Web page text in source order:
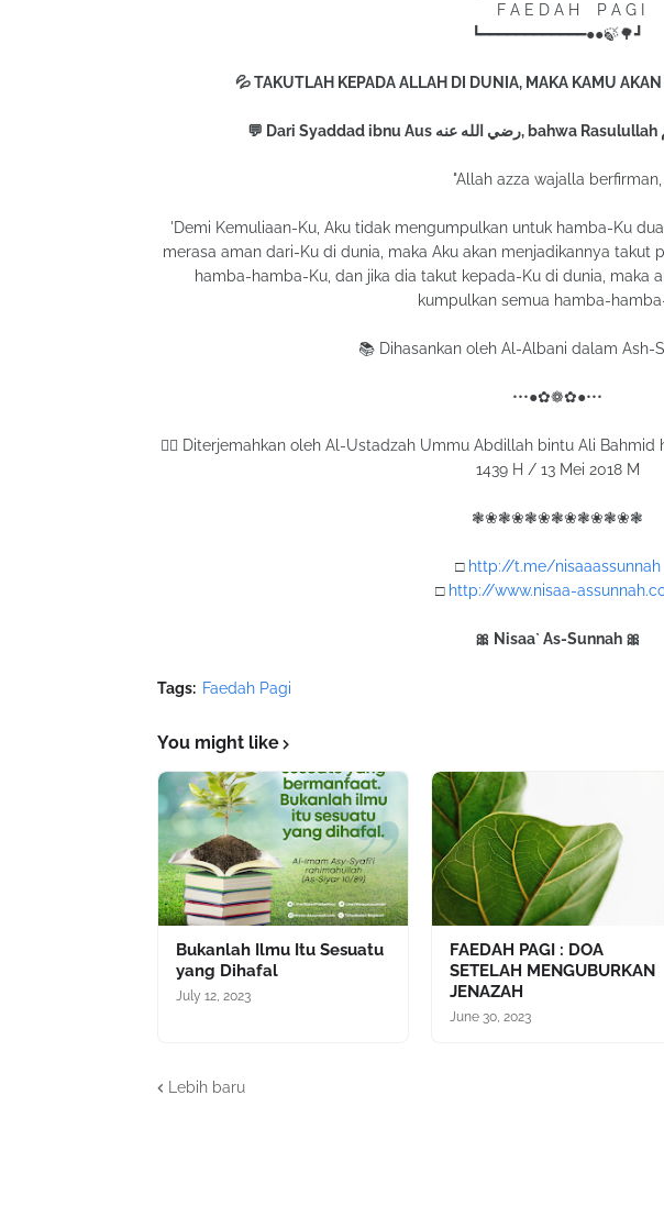
F A E D A H P A G I
┗━━━━━━━━━━━━●●🍃🌳┛
💦 TAKUTLAH KEPADA ALLAH DI DUNIA, MAKA KAMU
"Allah azza wajalla berfirman,
'Demi Kemuliaan-Ku, Aku tidak mengumpulkan untuk hamba-Ku
merasa aman dari-Ku di dunia, maka Aku akan menjadikannya takut
hamba-hamba-Ku, dan jika dia takut kepada-Ku di dunia, maka
kumpulkan semua hamba-
📚 Dihasankan oleh Al-Albani dalam Ash-
•••●✿❁✿●•••
✍🏼 Diterjemahkan oleh Al-Ustadzah Ummu Abdillah bintu Ali Bahmid
1439 H / 13 Mei 2018 M
❃❀❃❀❃❀❃❀❃❀❃❀❃
□ http://t.me/nisaaassunnah
□ http://www.nisaa-
🎀 Nisaa` As-Sunnah 🎀
Tags: Faedah Pagi
You might like
Bukanlah Ilmu Itu Sesuatu
yang Dihafal
July 12, 2023
FAEDAH PAGI : DOA
SETELAH MENGUBURKAN
JENAZAH
June 30, 2023
Lebih baru